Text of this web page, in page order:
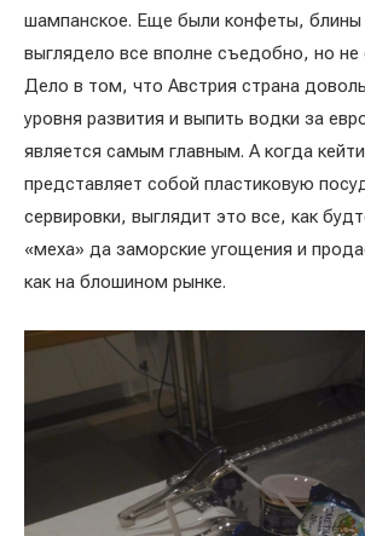
шампанское. Еще были конфеты, блины
выглядело все вполне съедобно, но не
Дело в том, что Австрия страна
уровня развития и выпить водки за
является самым главным. А когда
представляет собой пластиковую
сервировки, выглядит это все, как
«меха» да заморские угощения и
как на блошином рынке.